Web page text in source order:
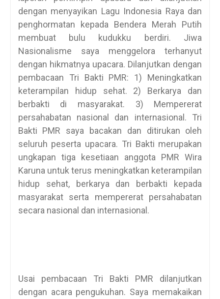
dengan menyayikan Lagu Indonesia Raya dan
penghormatan kepada Bendera Merah Putih
membuat bulu kudukku berdiri. Jiwa
Nasionalisme saya menggelora terhanyut
dengan hikmatnya upacara. Dilanjutkan dengan
pembacaan Tri Bakti PMR: 1) Meningkatkan
keterampilan hidup sehat. 2) Berkarya dan
berbakti di masyarakat. 3) Mempererat
persahabatan nasional dan internasional. Tri
Bakti PMR saya bacakan dan ditirukan oleh
seluruh peserta upacara. Tri Bakti merupakan
ungkapan tiga kesetiaan anggota PMR Wira
Karuna untuk terus meningkatkan keterampilan
hidup sehat, berkarya dan berbakti kepada
masyarakat serta mempererat persahabatan
secara nasional dan internasional.
Usai pembacaan Tri Bakti PMR dilanjutkan
dengan acara pengukuhan. Saya memakaikan